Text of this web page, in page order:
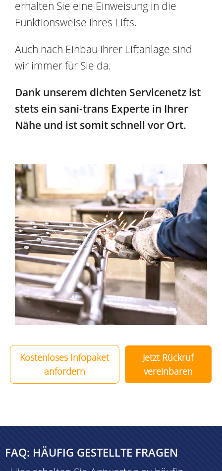
erhalten Sie eine Einweisung in die
Funktionsweise Ihres Lifts.
Auch nach Einbau Ihrer Liftanlage sind
wir immer für Sie da.
Dank unserem dichten Servicenetz ist
stets ein sani-trans Experte in Ihrer
Nähe und ist somit schnell vor Ort.
Kostenloses Infopaket
anfordern
Jetzt Rückruf
vereinbaren
FAQ: HÄUFIG GESTELLTE FRAGEN